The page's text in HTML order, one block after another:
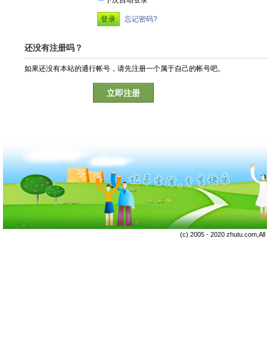
忘记密码?
还没有注册吗？
如果还没有本站的通行帐号，请先注册一个属于自己的帐号吧。
立即注册
(c) 2005 - 2020